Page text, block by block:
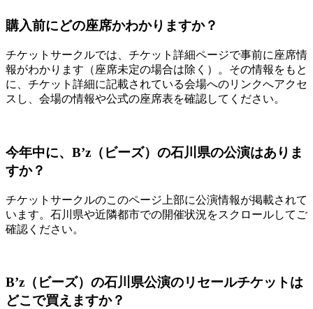
購入前にどの座席かわかりますか？
チケットサークルでは、チケット詳細ページで事前に座席情
報がわかります（座席未定の場合は除く）。その情報をもと
に、チケット詳細に記載されている会場へのリンクへアクセ
スし、会場の情報や公式の座席表を確認してください。
今年中に、B’z（ビーズ）の石川県の公演はありま
すか？
チケットサークルのこのページ上部に公演情報が掲載されて
います。石川県や近隣都市での開催状況をスクロールしてご
確認ください。
B’z（ビーズ）の石川県公演のリセールチケットは
どこで買えますか？